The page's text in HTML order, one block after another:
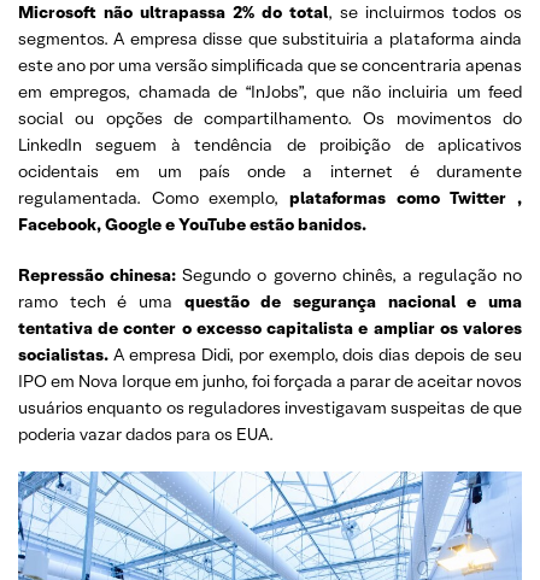
Microsoft não ultrapassa 2% do total, se incluirmos todos os
segmentos. A empresa disse que substituiria a plataforma ainda
este ano por uma versão simplificada que se concentraria apenas
em empregos, chamada de “InJobs”, que não incluiria um feed
social ou opções de compartilhamento. Os movimentos do
LinkedIn seguem à tendência de proibição de aplicativos
ocidentais em um país onde a internet é duramente
regulamentada. Como exemplo, plataformas como Twitter ,
Facebook, Google e YouTube estão banidos.
Repressão chinesa: Segundo o governo chinês, a regulação no
ramo tech é uma questão de segurança nacional e uma
tentativa de conter o excesso capitalista e ampliar os valores
socialistas. A empresa Didi, por exemplo, dois dias depois de seu
IPO em Nova Iorque em junho, foi forçada a parar de aceitar novos
usuários enquanto os reguladores investigavam suspeitas de que
poderia vazar dados para os EUA.